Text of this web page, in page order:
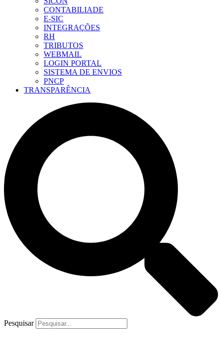
CONTABILIADE
E-SIC
INTEGRAÇÕES
RH
TRIBUTOS
WEBMAIL
LOGIN PORTAL
SISTEMA DE ENVIOS
PNCP
TRANSPARÊNCIA
Pesquisar